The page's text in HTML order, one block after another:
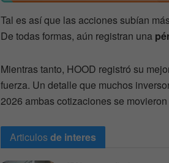
Tal es así que las acciones subían
De todas formas, aún registran una
Mientras tanto, HOOD registró su
fuerza. Un detalle que muchos
2026 ambas cotizaciones se
Articulosde interes